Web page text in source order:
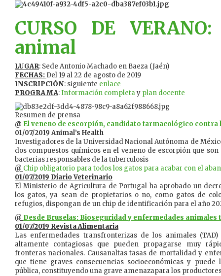
CURSO DE
animal
LUGAR: Sede Antonio Machado en Baeza (Jaén)
FECHAS: Del 19 al 22 de agosto de 2019
INSCRIPCIÓN: siguiente enlace
PROGRAMA:Información completay plan docente
Resumen de prensa
@ El veneno de escorpión, candidato farmacológico contra
01/07/2019 Animal’s Health
Investigadores de la Universidad Nacional Autónoma de
dos compuestos químicos en el veneno de escorpión que
bacterias responsables de la tuberculosis
@ Chip obligatorio para todos los gatos para acabar con el
01/07/2019 Diario Veterinario
El Ministerio de Agricultura de Portugal ha aprobado un
los gatos, ya sean de propietarios o no, como gatos de
refugios, dispongan de un chip de identificación para el año
@ Desde Bruselas: Bioseguridad y enfermedades
01/07/2019 Revista Alimentaria
Las enfermedades transfronterizas de los animales
altamente contagiosas que pueden propagarse muy
fronteras nacionales. Causanaltas tasas de mortalidad y
que tiene graves consecuencias socioeconómicas y
pública, constituyendo una grave amenazapara los